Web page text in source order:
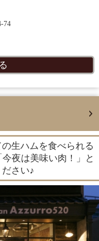
74
生ハムを食べられる
夜は美味い肉！」と
さい♪